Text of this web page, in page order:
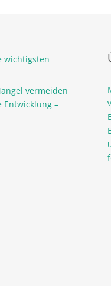
wichtigsten
vermeiden
Entwicklung –